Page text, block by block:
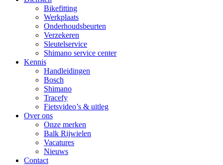
Bikefitting
Werkplaats
Onderhoudsbeurten
Verzekeren
Sleutelservice
Shimano service center
Kennis
Handleidingen
Bosch
Shimano
Tracefy
Fietsvideo’s & uitleg
Over ons
Onze merken
Balk Rijwielen
Vacatures
Nieuws
Contact